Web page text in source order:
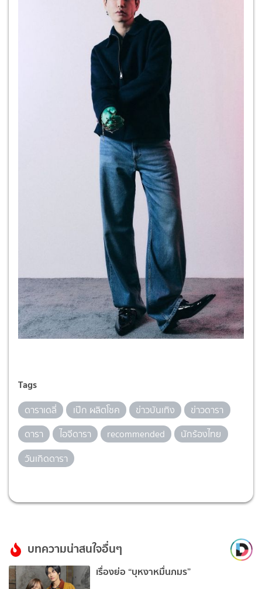
Tags
ดาราเดลี่ เป๊ก ผลิตโชค ข่าวบันเทิง
ข่าวดารา
ดารา
ไอจีดารา recommended
นักร้องไทย
วันเกิดดารา
บทความน่าสนใจอื่นๆ
เรื่องย่อ “บุหงาหมื่นภมร”